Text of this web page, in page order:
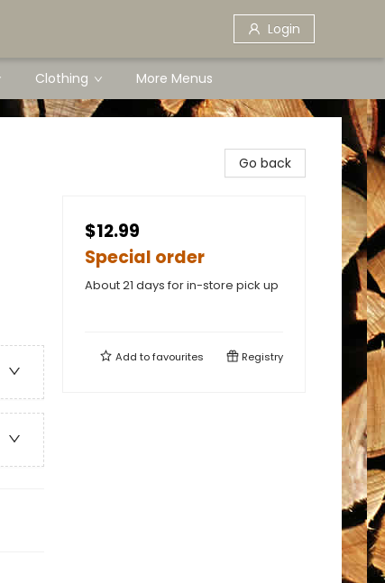
Login
Clothing More Menus
Go back
$12.99
Special order
About 21 days for in-store pick up
Add tofavourites Registry